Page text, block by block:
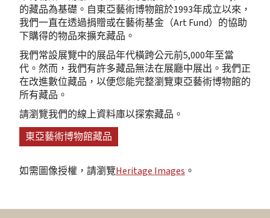
的藏品為基礎。自東亞藝術博物館於1993年成立以來，
我們一直在透過捐贈或在藝術基金（Art Fund）的協助
下購得的物品來擴充藏品。
我們常設展覽中的展品年代橫跨公元前5,000年至當
代。然而，我們有許多藏品無法在展廳中展出。我們正
在改進數位藏品，以便您能完整瀏覽東亞藝術博物館的
所有藏品。
請瀏覽我們的線上資料庫以探索藏品。
東亞藝術博物館藏品
如需圖像授權，請瀏覽Heritage Images 。